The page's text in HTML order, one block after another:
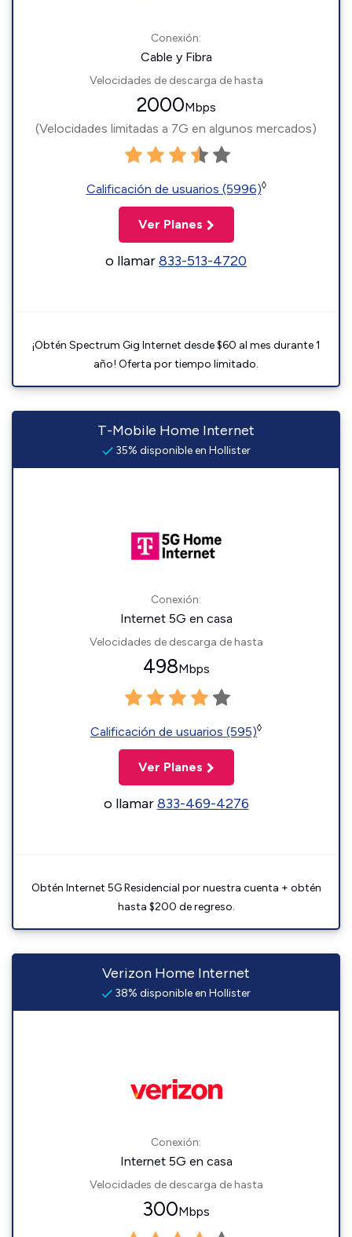
Conexión:
Cable y Fibra
Velocidades de descarga de hasta
2000Mbps
(Velocidades limitadas a 7G en algunos mercados)
Calificación de usuarios (5996)◊
Ver Planes
o llamar833-513-4720
¡Obtén Spectrum Gig Internet desde $60 al mes durante 1
año! Oferta por tiempo limitado.
T-Mobile Home Internet
35% disponible en Hollister
Conexión:
Internet 5G en casa
Velocidades de descarga de hasta
498Mbps
Calificación de usuarios (595)◊
Ver Planes
o llamar833-469-4276
Obtén Internet 5G Residencial por nuestra cuenta + obtén
hasta $200 de regreso.
Verizon Home Internet
38% disponible en Hollister
Conexión:
Internet 5G en casa
Velocidades de descarga de hasta
300Mbps